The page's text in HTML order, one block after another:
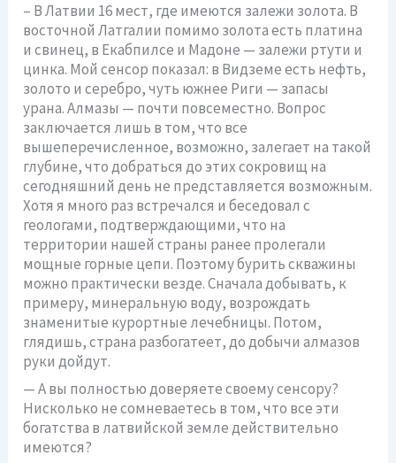
– В Латвии 16 мест, где имеются залежи золота. В
восточной Латгалии помимо золота есть платина
и свинец, в Екабпилсе и Мадоне — залежи ртути и
цинка. Мой сенсор показал: в Видземе есть нефть,
золото и серебро, чуть южнее Риги — запасы
урана. Алмазы — почти повсеместно. Вопрос
заключается лишь в том, что все
вышеперечисленное, возможно, залегает на такой
глубине, что добраться до этих сокровищ на
сегодняшний день не представляется возможным.
Хотя я много раз встречался и беседовал с
геологами, подтверждающими, что на
территории нашей страны ранее пролегали
мощные горные цепи. Поэтому бурить скважины
можно практически везде. Сначала добывать, к
примеру, минеральную воду, возрождать
знаменитые курортные лечебницы. Потом,
глядишь, страна разбогатеет, до добычи алмазов
руки дойдут.
— А вы полностью доверяете своему сенсору?
Нисколько не сомневаетесь в том, что все эти
богатства в латвийской земле действительно
имеются?